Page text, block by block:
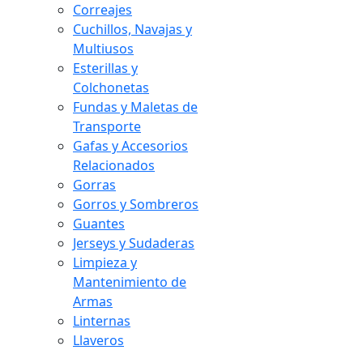
Correajes
Cuchillos, Navajas y
Multiusos
Esterillas y
Colchonetas
Fundas y Maletas de
Transporte
Gafas y Accesorios
Relacionados
Gorras
Gorros y Sombreros
Guantes
Jerseys y Sudaderas
Limpieza y
Mantenimiento de
Armas
Linternas
Llaveros